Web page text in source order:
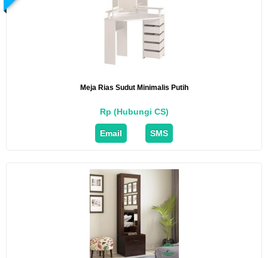
Meja Rias Sudut Minimalis Putih
Rp (Hubungi CS)
Email SMS